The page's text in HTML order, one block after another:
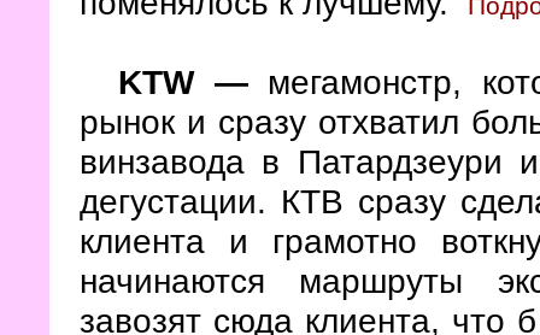
KTW —мегамонстр,
рынок и сразу отхватил
винзавода в
дегустации. КТВ сразу
клиента и грамотно
начинаются маршруты
завозят сюда клиента, что